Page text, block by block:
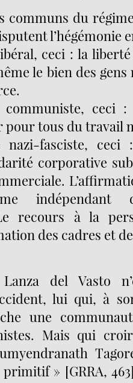
communs du
l’hégémonie
ceci : la
le bien des
communiste, ceci
pour tous du travail
fasciste, ceci
corporative
indépendant
recours à la
des cadres et
del Vasto
lui qui, à
une
Mais qui
» [GRRA,